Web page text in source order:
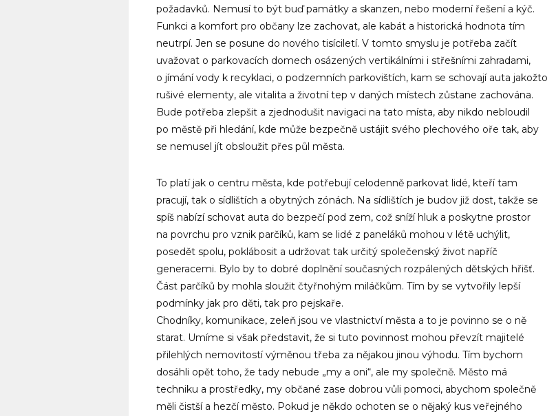
požadavků. Nemusí to být buď památky a skanzen, nebo moderní řešení a kýč.
Funkci a komfort pro občany lze zachovat, ale kabát a historická hodnota tím
neutrpí. Jen se posune do nového tisíciletí. V tomto smyslu je potřeba začít
uvažovat o parkovacích domech osázených vertikálními i střešními zahradami,
o jímání vody k recyklaci, o podzemních parkovištích, kam se schovají auta jakožto
rušivé elementy, ale vitalita a životní tep v daných místech zůstane zachována.
Bude potřeba zlepšit a zjednodušit navigaci na tato místa, aby nikdo nebloudil
po městě při hledání, kde může bezpečně ustájit svého plechového oře tak, aby
se nemusel jít obsloužit přes půl města.
To platí jak o centru města, kde potřebují celodenně parkovat lidé, kteří tam
pracují, tak o sídlištích a obytných zónách. Na sídlištích je budov již dost, takže se
spíš nabízí schovat auta do bezpečí pod zem, což sníží hluk a poskytne prostor
na povrchu pro vznik parčíků, kam se lidé z paneláků mohou v létě uchýlit,
posedět spolu, poklábosit a udržovat tak určitý společenský život napříč
generacemi. Bylo by to dobré doplnění současných rozpálených dětských hřišť.
Část parčíků by mohla sloužit čtyřnohým miláčkům. Tím by se vytvořily lepší
podmínky jak pro děti, tak pro pejskaře.
Chodníky, komunikace, zeleň jsou ve vlastnictví města a to je povinno se o ně
starat. Umíme si však představit, že si tuto povinnost mohou převzít majitelé
přilehlých nemovitostí výměnou třeba za nějakou jinou výhodu. Tím bychom
dosáhli opět toho, že tady nebude „my a oni“, ale my společně. Město má
techniku a prostředky, my občané zase dobrou vůli pomoci, abychom společně
měli čistší a hezčí město. Pokud je někdo ochoten se o nějaký kus veřejného